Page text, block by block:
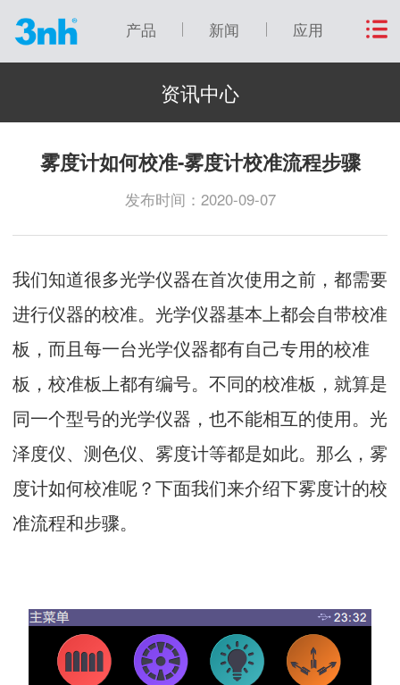
产品 新闻 应用
资讯中心
雾度计如何校准-雾度计校准流程步骤
发布时间：2020-09-07
我们知道很多光学仪器在首次使用之前，都需要
进行仪器的校准。光学仪器基本上都会自带校准
板，而且每一台光学仪器都有自己专用的校准
板，校准板上都有编号。不同的校准板，就算是
同一个型号的光学仪器，也不能相互的使用。光
泽度仪、测色仪、雾度计等都是如此。那么，雾
度计如何校准呢？下面我们来介绍下雾度计的校
准流程和步骤。